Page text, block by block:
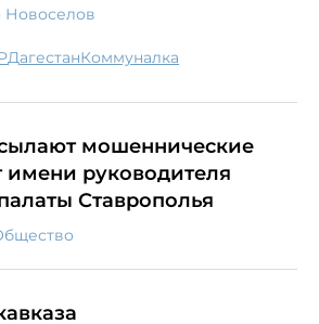
Новоселов
Дагестан коммуналка
мошеннические
руководителя
Ставрополья